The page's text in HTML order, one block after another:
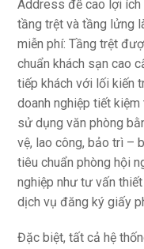
Address đề cao lợi
tầng trệt và tầng lửng
miễn phí: Tầng trệt
chuẩn khách sạn cao
tiếp khách với lối kiến
doanh nghiệp tiết
sử dụng văn phòng
vệ, lao công, bảo trì –
tiêu chuẩn phòng hội
nghiệp như tư vấn
dịch vụ đăng ký giấy
Đặc biệt, tất cả hệ